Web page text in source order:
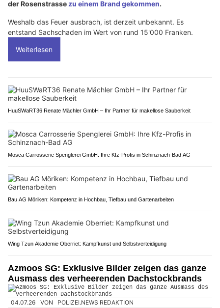
der Rosenstrasse zu einem Brand gekommen.
Weshalb das Feuer ausbrach, ist derzeit unbekannt. Es
entstand Sachschaden im Wert von rund 15'000 Franken.
Weiterlesen
HuuSWaRT36 Renate Mächler GmbH – Ihr Partner für makellose Sauberkeit
Mosca Carrosserie Spenglerei GmbH: Ihre Kfz-Profis in Schinznach-Bad AG
Bau AG Möriken: Kompetenz in Hochbau, Tiefbau und Gartenarbeiten
Wing Tzun Akademie Oberriet: Kampfkunst und Selbstverteidigung
Azmoos SG: Exklusive Bilder zeigen das ganze
Ausmass des verheerenden Dachstockbrands
04.07.26 VON POLIZEI.NEWS REDAKTION